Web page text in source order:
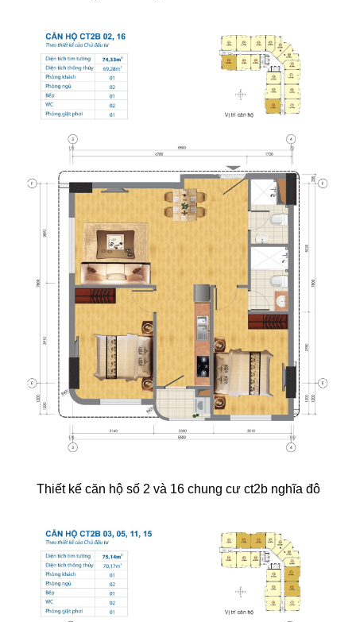
Thiết kế căn hộ số 2 và 16 chung cư ct2b nghĩa đô